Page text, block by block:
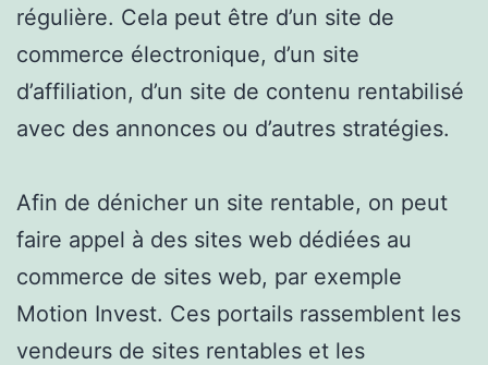
régulière. Cela peut être d’un site de
commerce électronique, d’un site
d’affiliation, d’un site de contenu rentabilisé
avec des annonces ou d’autres stratégies.
Afin de dénicher un site rentable, on peut
faire appel à des sites web dédiées au
commerce de sites web, par exemple
Motion Invest. Ces portails rassemblent les
vendeurs de sites rentables et les